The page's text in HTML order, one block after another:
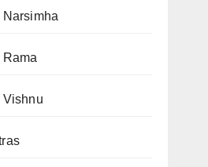
Narsimha
Rama
Vishnu